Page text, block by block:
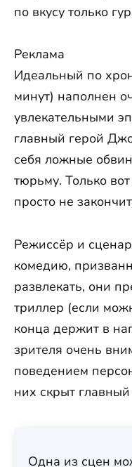
по вкусу только
Реклама
Идеальный по
минут) наполнен
увлекательными
главный герой
себя ложные
тюрьму. Только
просто не
Режиссёр и
комедию,
развлекать, они
триллер (если
конца держит в
зрителя очень
поведением
них скрыт главный
Одна из сцен